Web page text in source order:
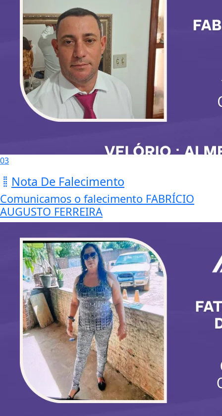
03
Nota De Falecimento
Comunicamos o falecimento FABRÍCIO
AUGUSTO FERREIRA